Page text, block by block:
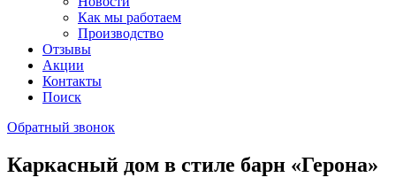
Как мы работаем
Производство
Отзывы
Акции
Контакты
Поиск
Обратный звонок
Каркасный дом в стиле барн «Герона»